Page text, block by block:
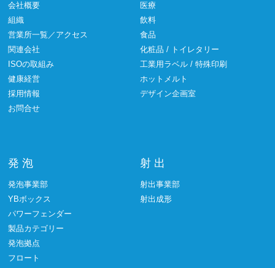
会社概要
組織
営業所一覧／アクセス
関連会社
ISOの取組み
健康経営
採用情報
お問合せ
医療
飲料
食品
化粧品 / トイレタリー
工業用ラベル / 特殊印刷
ホットメルト
デザイン企画室
発 泡
発泡事業部
YBボックス
パワーフェンダー
製品カテゴリー
発泡拠点
フロート
射 出
射出事業部
射出成形